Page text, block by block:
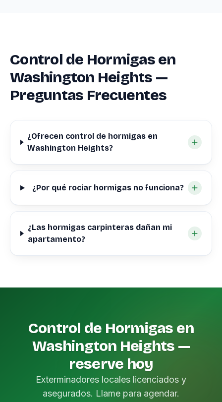
Control de Hormigas en
Washington Heights —
Preguntas Frecuentes
¿Ofrecen control de hormigas en
Washington Heights?
¿Por qué rociar hormigas no funciona?
¿Las hormigas carpinteras dañan mi
apartamento?
Control de Hormigas en
Washington Heights —
reserve hoy
Exterminadores locales licenciados y
asegurados. Llame para agendar.